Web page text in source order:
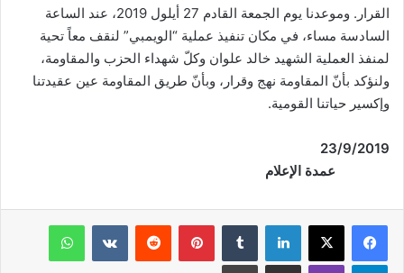
القرار. وموعدنا يوم الجمعة القادم 27 أيلول 2019، عند الساعة
السادسة مساء، في مكان تنفيذ عملية “الويمبي” لنقف معاً تحية
لمنفذ العملية الشهيد خالد علوان وكلّ شهداء الحزب والمقاومة،
ولنؤكد بأنّ المقاومة نهج وقرار، وبأنّ طريق المقاومة عين عقيدتنا
وإكسير حياتنا القومية.
عمدة الإعلام
فيسبوك لينكدإن بينتيريست